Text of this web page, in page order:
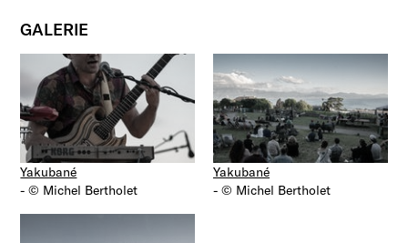
GALERIE
Yakubané
-© Michel Bertholet
Yakubané
- © Michel Bertholet